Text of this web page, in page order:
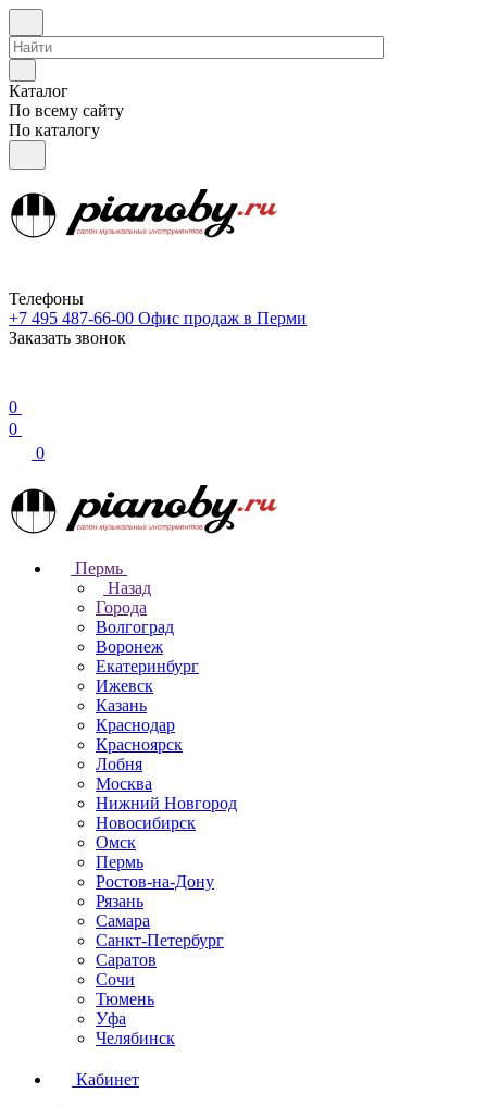
Каталог
По всему сайту
По каталогу
Телефоны
+7 495 487-66-00 Офис продаж в Перми
Заказать звонок
0
0
0
Пермь
Назад
Города
Волгоград
Воронеж
Екатеринбург
Ижевск
Казань
Краснодар
Красноярск
Лобня
Москва
Нижний Новгород
Новосибирск
Омск
Пермь
Ростов-на-Дону
Рязань
Самара
Санкт-Петербург
Саратов
Сочи
Тюмень
Уфа
Челябинск
Кабинет